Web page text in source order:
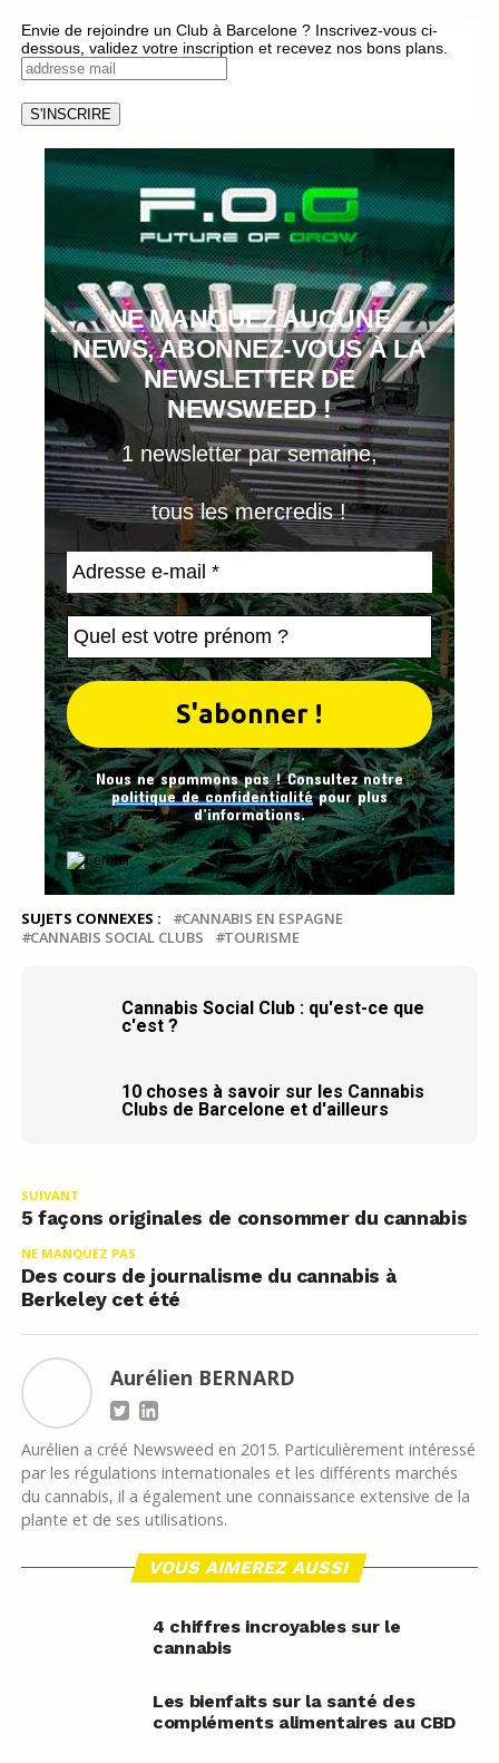
Envie de rejoindre un Club à Barcelone ? Inscrivez-vous ci-
dessous, validez votre inscription et recevez nos bons plans.
NE MANQUEZ AUCUNE
NEWS, ABONNEZ-VOUS À LA
NEWSLETTER DE
NEWSWEED !
1 newsletter par semaine,
tous les mercredis !
Nous ne spammons pas ! Consultez notre
politique de confidentialitépour plus
d’informations.
SUJETS CONNEXES :
CANNABIS EN ESPAGNE
CANNABIS SOCIAL CLUBS
TOURISME
Cannabis Social Club : qu'est-ce que
c'est ?
10 choses à savoir sur les Cannabis
Clubs de Barcelone et d'ailleurs
SUIVANT
5 façons originales de consommer du cannabis
NE MANQUEZ PAS
Des cours de journalisme du cannabis à
Berkeley cet été
Aurélien BERNARD
Aurélien a créé Newsweed en 2015. Particulièrement intéressé
par les régulations internationales et les différents marchés
du cannabis, il a également une connaissance extensive de la
plante et de ses utilisations.
VOUS AIMEREZ AUSSI
4 chiffres incroyables sur le
cannabis
Les bienfaits sur la santé des
compléments alimentaires au CBD